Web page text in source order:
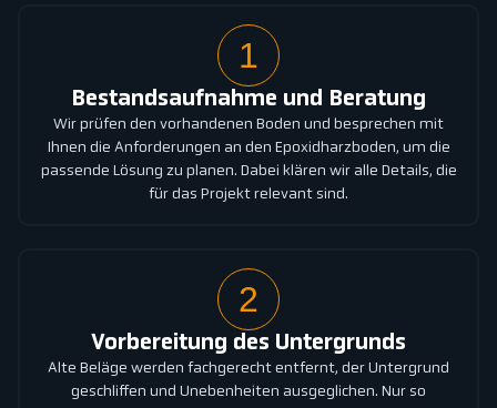
1
Bestandsaufnahme und Beratung
Wir prüfen den vorhandenen Boden und besprechen mit
Ihnen die Anforderungen an den Epoxidharzboden, um die
passende Lösung zu planen. Dabei klären wir alle Details, die
für das Projekt relevant sind.
2
Vorbereitung des Untergrunds
Alte Beläge werden fachgerecht entfernt, der Untergrund
geschliffen und Unebenheiten ausgeglichen. Nur so